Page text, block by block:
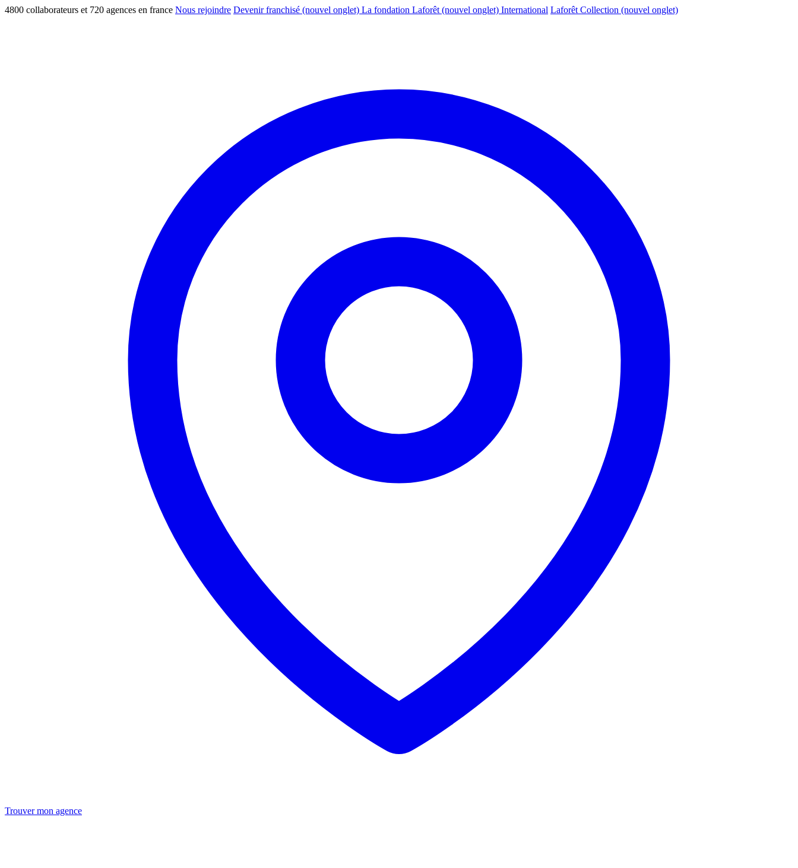
4800 collaborateurs et 720 agences en france Nous rejoindre Devenir franchisé (nouvel onglet) La fondation Laforêt (nouvel onglet) International Laforêt Collection (nouvel onglet)
Trouver mon agence